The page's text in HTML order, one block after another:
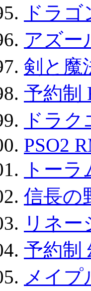
ドラ
アズー
剣と魔
予約制
ドラ
PSO2
トー
信長の
リネー
予約制
メイプ